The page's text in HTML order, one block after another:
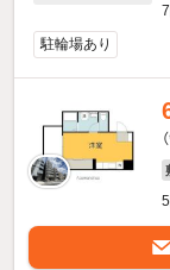
駐輪場あり